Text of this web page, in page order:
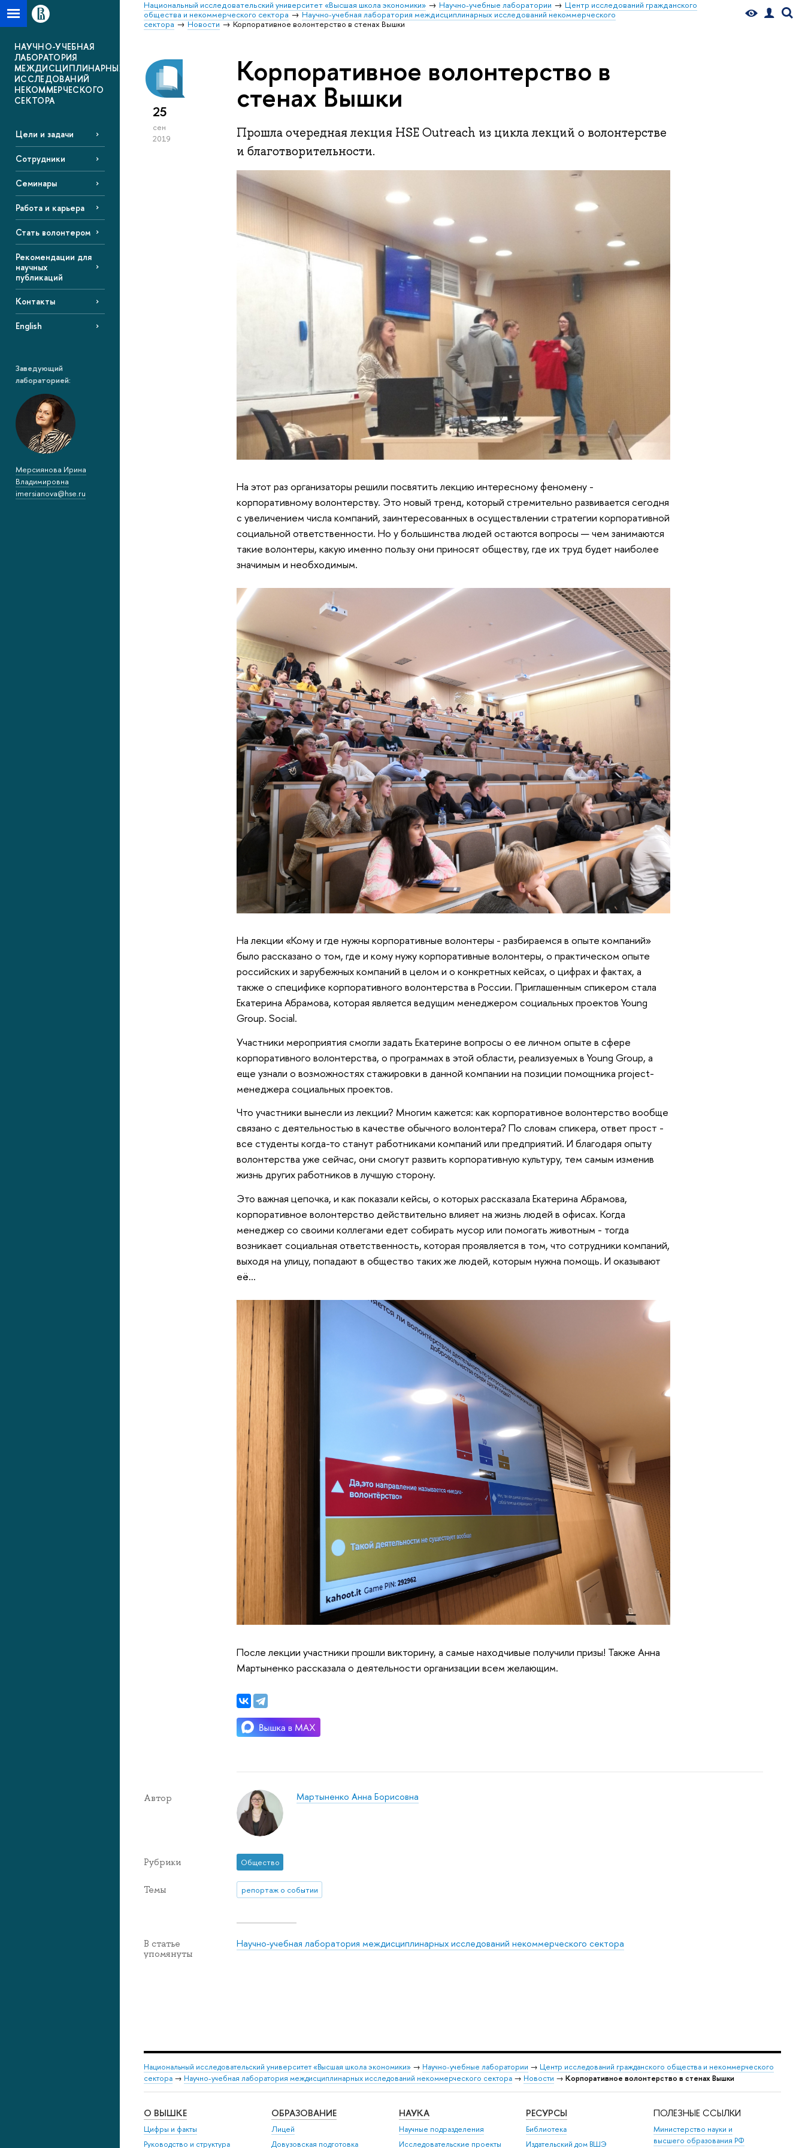
Национальный исследовательский университет «Высшая школа экономики» Научно-учебные лаборатории
Центр исследований гражданского
общества и некоммерческого сектора
Научно-учебная лаборатория междисциплинарных исследований некоммерческого
сектора
Новости Корпоративное волонтерство в стенах Вышки
НАУЧНО-УЧЕБНАЯ
ЛАБОРАТОРИЯ
МЕЖДИСЦИПЛИНАРНЫХ
ИССЛЕДОВАНИЙ
НЕКОММЕРЧЕСКОГО
СЕКТОРА
Цели и задачи
Сотрудники
Семинары
Работа и карьера
Стать волонтером
Рекомендации для
научных
публикаций
Контакты
English
Заведующий
лабораторией:
Мерсиянова Ирина
Владимировна
imersianova@hse.ru
25
сен
2019
Корпоративное волонтерство в
стенах Вышки
Прошла очередная лекция HSE Outreach из цикла лекций о волонтерстве
и благотворительности.
На этот раз организаторы решили посвятить лекцию интересному феномену -
корпоративному волонтерству. Это новый тренд, который стремительно развивается сегодня
с увеличением числа компаний, заинтересованных в осуществлении стратегии корпоративной
социальной ответственности. Но у большинства людей остаются вопросы — чем занимаются
такие волонтеры, какую именно пользу они приносят обществу, где их труд будет наиболее
значимым и необходимым.
На лекции «Кому и где нужны корпоративные волонтеры - разбираемся в опыте компаний»
было рассказано о том, где и кому нужу корпоративные волонтеры, о практическом опыте
российских и зарубежных компаний в целом и о конкретных кейсах, о цифрах и фактах, а
также о специфике корпоративного волонтерства в России. Приглашенным спикером стала
Екатерина Абрамова, которая является ведущим менеджером социальных проектов Young
Group. Social.
Участники мероприятия смогли задать Екатерине вопросы о ее личном опыте в сфере
корпоративного волонтерства, о программах в этой области, реализуемых в Young Group, а
еще узнали о возможностях стажировки в данной компании на позиции помощника project-
менеджера социальных проектов.
Что участники вынесли из лекции? Многим кажется: как корпоративное волонтерство вообще
связано с деятельностью в качестве обычного волонтера? По словам спикера, ответ прост -
все студенты когда-то станут работниками компаний или предприятий. И благодаря опыту
волонтерства уже сейчас, они смогут развить корпоративную культуру, тем самым изменив
жизнь других работников в лучшую сторону.
Это важная цепочка, и как показали кейсы, о которых рассказала Екатерина Абрамова,
корпоративное волонтерство действительно влияет на жизнь людей в офисах. Когда
менеджер со своими коллегами едет собирать мусор или помогать животным - тогда
возникает социальная ответственность, которая проявляется в том, что сотрудники компаний,
выходя на улицу, попадают в общество таких же людей, которым нужна помощь. И оказывают
её...
После лекции участники прошли викторину, а самые находчивые получили призы! Также Анна
Мартыненко рассказала о деятельности организации всем желающим.
Автор Мартыненко Анна Борисовна
Рубрики Общество
Темы репортаж о событии
В статье
упомянуты
Научно-учебная лаборатория междисциплинарных исследований некоммерческого сектора
Национальный исследовательский университет «Высшая школа экономики» → Научно-учебные лаборатории → Центр исследований гражданского общества и некоммерческого
сектора → Научно-учебная лаборатория междисциплинарных исследований некоммерческого сектора → Новости → Корпоративное волонтерство в стенах Вышки
О ВЫШКЕ
Цифры и факты
Руководство и структура
ОБРАЗОВАНИЕ
Лицей
Довузовская подготовка
НАУКА
Научные подразделения
Исследовательские проекты
РЕСУРСЫ
Библиотека
Издательский дом ВШЭ
ПОЛЕЗНЫЕ ССЫЛКИ
Министерство науки и
высшего образования РФ